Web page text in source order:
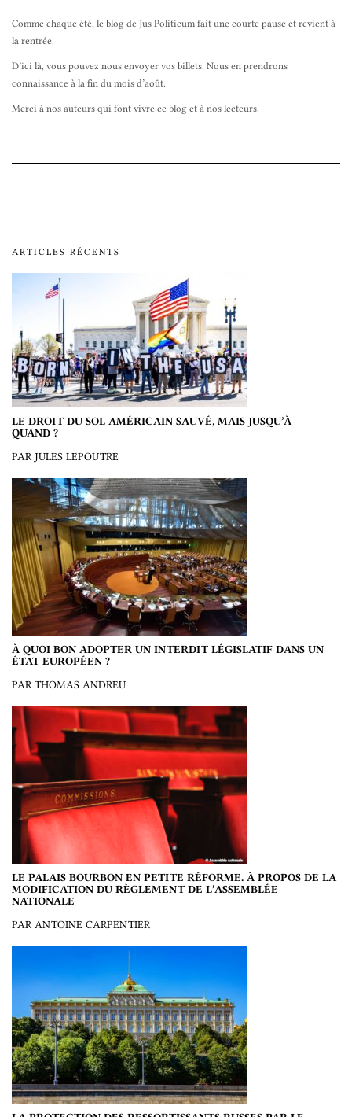
Comme chaque été, le blog de Jus Politicum fait une courte pause et revient à
la rentrée.
D’ici là, vous pouvez nous envoyer vos billets. Nous en prendrons
connaissance à la fin du mois d’août.
Merci à nos auteurs qui font vivre ce blog et à nos lecteurs.
ARTICLES RÉCENTS
LE DROIT DU SOL AMÉRICAIN SAUVÉ, MAIS JUSQU’À
QUAND ?
PAR JULES LEPOUTRE
À QUOI BON ADOPTER UN INTERDIT LÉGISLATIF DANS UN
ÉTAT EUROPÉEN ?
PAR THOMAS ANDREU
LE PALAIS BOURBON EN PETITE RÉFORME. À PROPOS DE LA
MODIFICATION DU RÈGLEMENT DE L’ASSEMBLÉE
NATIONALE
PAR ANTOINE CARPENTIER